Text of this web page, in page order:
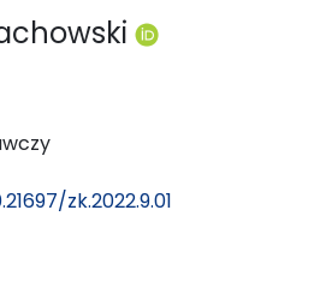
zk.2022.9.01